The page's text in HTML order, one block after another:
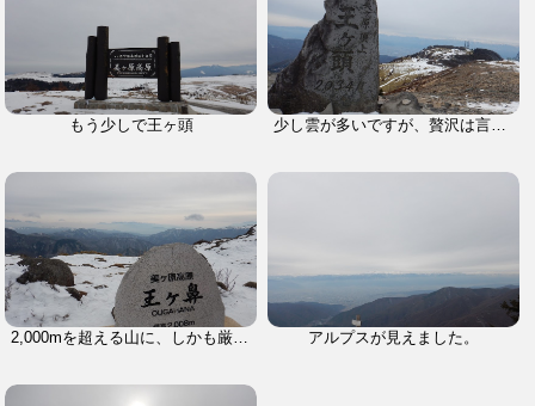
もう少しで王ヶ頭 少し雲が多いですが、贅沢は言えません。
アルプスが見えました。